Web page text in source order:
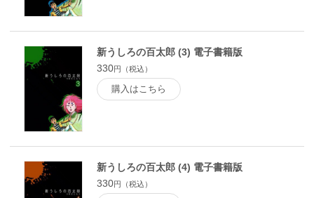
新うしろの百太郎 (3) 電子書籍版
330円（税込）
購入はこちら
新うしろの百太郎 (4) 電子書籍版
330円（税込）